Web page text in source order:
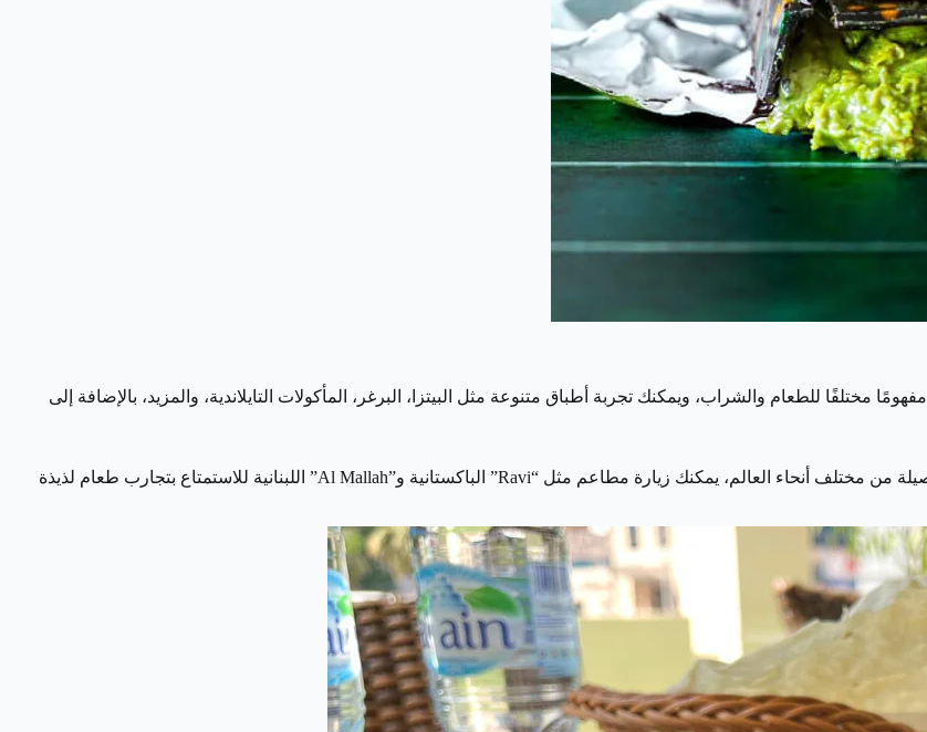
يعد Time Out Market في وسط دبي وجهة مثالية لمحبي الطعام، حيث يضم 20 مفهومًا مختلفًا للطعام والشراب، ويمكنك تجربة أطباق متنوعة مثل البيتزا، البرغر، المأكولات التايلاندية، والمزيد، بالإضافة إلى
منطقة Satwa في دبي تعتبر وجهة رائعة لعشاق الطعام الشعبي والمأكولات الأصيلة من مختلف أنحاء العالم، يمكنك زيارة مطاعم مثل “Ravi” الباكستانية و”Al Mallah” اللبنانية للاستمتاع بتجارب طعام لذيذة